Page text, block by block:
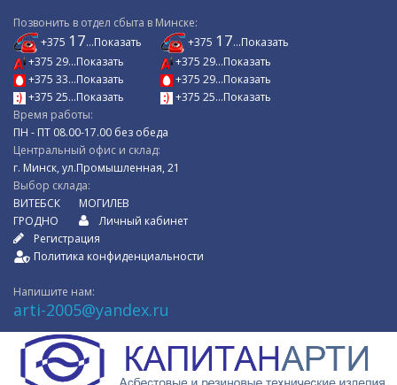
Позвонить в отдел сбыта в Минске:
+375 17...Показать
+375 29...Показать
+375 33...Показать
+375 25...Показать
+375 17...Показать
+375 29...Показать
+375 29...Показать
+375 25...Показать
Время работы:
ПН - ПТ 08.00-17.00 без обеда
Центральный офис и склад:
г. Минск, ул.Промышленная, 21
Выбор склада:
ВИТЕБСК
ГРОДНО
МОГИЛЕВ
Личный кабинет
Регистрация
Политика конфиденциальности
Напишите нам:
arti-2005@yandex.ru